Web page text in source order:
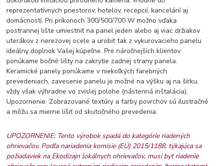
reprezentatívnych priestorov, hotelov, recepcií, kancelárií aj
domácností. Pri príkonoch 300/500/700 W možno vďaka
postrannej lište umiestniť na panel jeden alebo aj viac držiakov
uterákov z nerezovej ocele a urobiť tak z vykurovacieho panelu
ideálny doplnok Vašej kúpeľne. Pre náročnejších klientov
ponúkame bočné lišty na zakrytie zadnej strany panela.
Keramické panely ponúkame v niekoľkých farebných
prevedeniach, zavesenie panelu je možné na výšku aj na šírku,
vždy však výhradne vo zvislej polohe (nástenná inštalácia).
Upozornenie: Zobrazované textúry a farby povrchov sú ilustračné
a môžu sa mierne líšiť od skutočného prevedenia.
UPOZORNENIE: Tento výrobok spadá do kategórie riadených
ohrievačov. Podľa nariadenia komisie (EÚ) 2015/1188, týkajúca sa
požiadaviek na Ekodizajn lokálnych ohrievačov, musí byť riadenie